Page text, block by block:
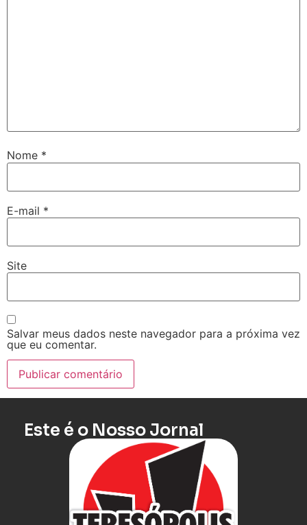
Nome *
E-mail *
Site
Salvar meus dados neste navegador para a próxima vez
que eu comentar.
Este é o Nosso Jornal